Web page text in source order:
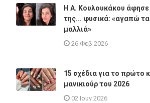
Η A. Κουλουκάκου άφησε
της... φυσικά: «αγαπώ τα
μαλλιά»
26 Φεβ 2026
15 σχέδια για το πρώτο
μανικιούρ του 2026
02 Ιουν 2026